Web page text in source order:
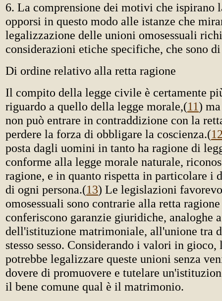
6. La comprensione dei motivi che ispirano
opporsi in questo modo alle istanze che
legalizzazione delle unioni omosessuali
considerazioni etiche specifiche, che sono
Di ordine relativo alla retta ragione
Il compito della legge civile è certamente
riguardo a quello della legge morale,(11)
non può entrare in contraddizione con la
perdere la forza di obbligare la coscienza.(
posta dagli uomini in tanto ha ragione di
conforme alla legge morale naturale,
ragione, e in quanto rispetta in particolare
di ogni persona.(13) Le legislazioni
omosessuali sono contrarie alla retta
conferiscono garanzie giuridiche, analoghe
dell'istituzione matrimoniale, all'unione tra
stesso sesso. Considerando i valori in gioco,
potrebbe legalizzare queste unioni senza
dovere di promuovere e tutelare
il bene comune qual è il matrimonio.